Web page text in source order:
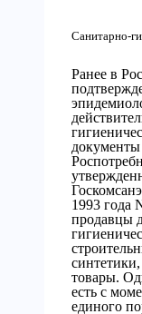
Санитарно-
Ранее в
1993 года
продавцы
товары.
есть с
единого